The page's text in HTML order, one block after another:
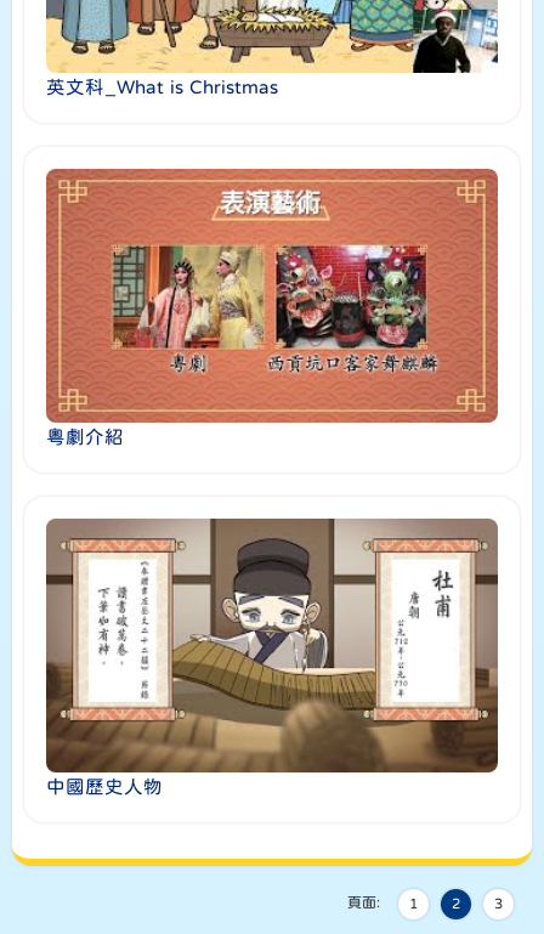
英文科_What is Christmas
粵劇介紹
中國歷史人物
頁面: 1 2 3